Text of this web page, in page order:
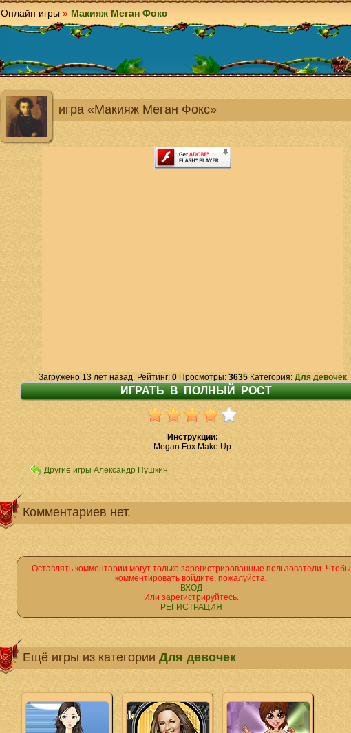
Онлайн игры » Макияж Меган Фокс
игра «Макияж Меган Фокс»
Загружено 13 лет назад. Рейтинг: 0Просмотры: 3635Категория: Для девочек
Инструкции:
Megan Fox Make Up
Другие игры Александр Пушкин
Комментариев нет.
Оставлять комментарии могут только зарегистрированные пользователи. Чтобы
комментировать войдите, пожалуйста.
ВХОД
Или зарегистрируйтесь.
РЕГИСТРАЦИЯ
Ещё игры из категории Для девочек